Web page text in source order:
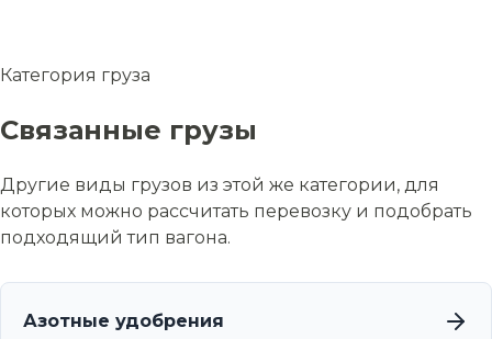
Категория груза
Связанные грузы
Другие виды грузов из этой же категории, для
которых можно рассчитать перевозку и подобрать
подходящий тип вагона.
Азотные удобрения